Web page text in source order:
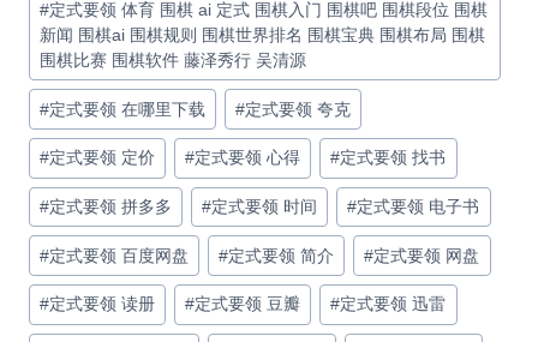
#定式要领 体育 围棋 ai 定式 围棋入门 围棋吧 围棋段位 围棋
新闻 围棋ai 围棋规则 围棋世界排名 围棋宝典 围棋布局 围棋
围棋比赛 围棋软件 藤泽秀行 吴清源
#定式要领 在哪里下载 #定式要领 夸克
#定式要领 定价 #定式要领 心得 #定式要领 找书
#定式要领 拼多多 #定式要领 时间 #定式要领 电子书
#定式要领 百度网盘 #定式要领 简介 #定式要领 网盘
#定式要领 读册 #定式要领 豆瓣 #定式要领 迅雷